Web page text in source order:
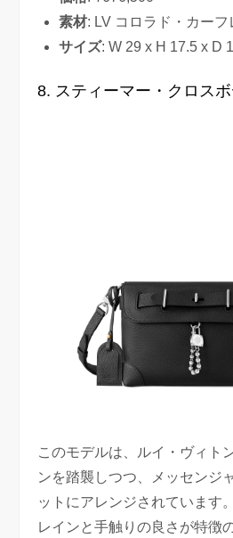
素材: LV コロラド・カーフ
サイズ: W 29 x H 17.5 x D
8. スティーマー・クロスボ
このモデルは、ルイ・ヴィト
ンを踏襲しつつ、メッセンジ
ットにアレンジされています
レインと手触りの良さが特徴